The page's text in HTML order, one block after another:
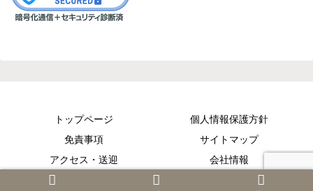
トップページ
個人情報保護方針
免責事項
サイトマップ
アクセス・送迎
会社情報
Copyright © 2015-2026 【湘南村岡不動産】 All Rights Reserved.